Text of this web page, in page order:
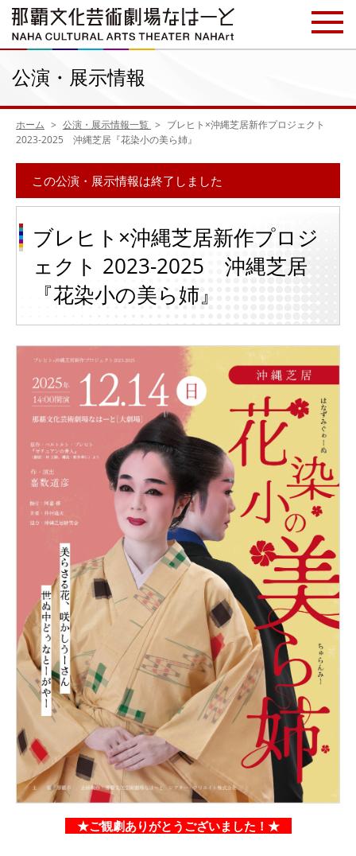
公演・展示情報
ホーム 公演・展示情報一覧
ブレヒト×沖縄芝居新作プロジェクト
2023-2025 沖縄芝居『花染小の美ら姉』
この公演・展示情報は終了しました
ブレヒト×沖縄芝居新作プロジ
ェクト 2023-2025 沖縄芝居
『花染小の美ら姉』
★ご観劇ありがとうございました！★